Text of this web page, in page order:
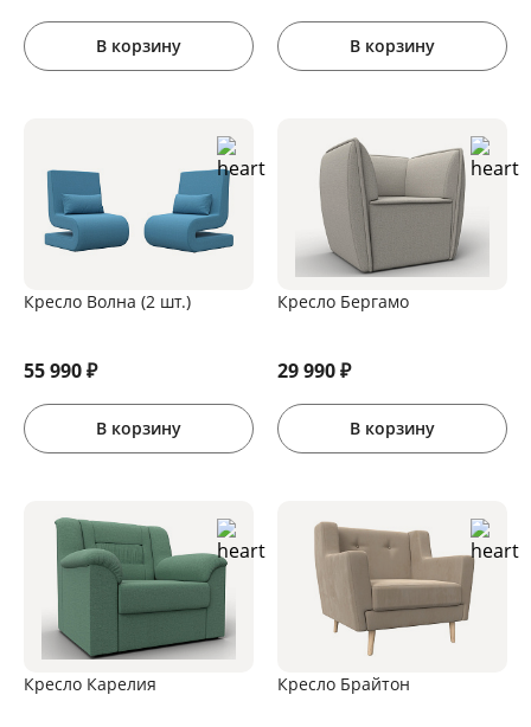
В корзину В корзину
Кресло Волна (2 шт.)
55 990₽
В корзину
Кресло Бергамо
29 990₽
В корзину
Кресло Карелия Кресло Брайтон